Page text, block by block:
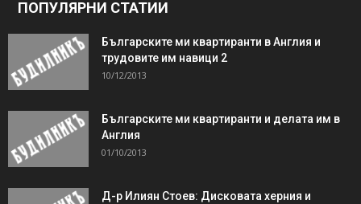
ПОПУЛЯРНИ СТАТИИ
Българските ми квартиранти в Англия и
трудовите им навици 2
10/12/2013
Българските ми квартиранти и делата им в
Англия
01/10/2013
Д-р Илиян Стоев: Дисковата херния и